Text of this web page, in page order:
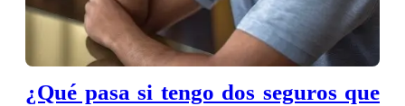
¿Qué pasa si tengo dos seguros que